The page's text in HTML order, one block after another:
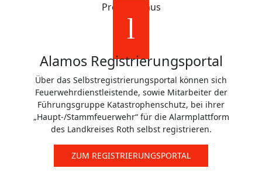
Probier's aus
Alamos Registrierungsportal
Über das Selbstregistrierungsportal können sich
Feuerwehrdienstleistende, sowie Mitarbeiter der
Führungsgruppe Katastrophenschutz, bei ihrer
„Haupt-/Stammfeuerwehr“ für die Alarmplattform
des Landkreises Roth selbst registrieren.
ZUM REGISTRIERUNGSPORTAL